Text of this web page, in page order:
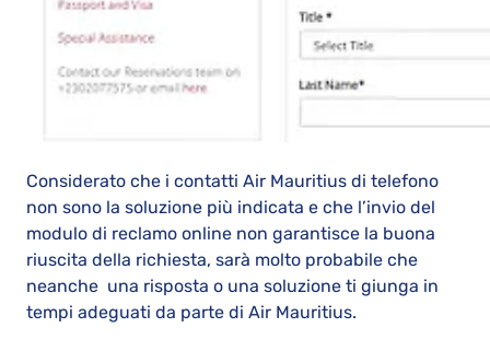
Considerato che i contatti Air Mauritius di telefono
non sono la soluzione più indicata e che l’invio del
modulo di reclamo online non garantisce la buona
riuscita della richiesta, sarà molto probabile che
neanche una risposta o una soluzione ti giunga in
tempi adeguati da parte di Air Mauritius.